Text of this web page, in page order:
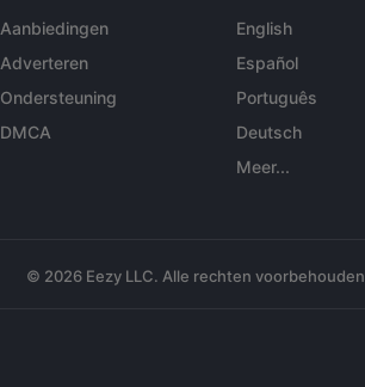
Aanbiedingen
Adverteren
Ondersteuning
DMCA
English
Español
Português
Deutsch
Meer...
© 2026 Eezy LLC. Alle rechten voorbehouden